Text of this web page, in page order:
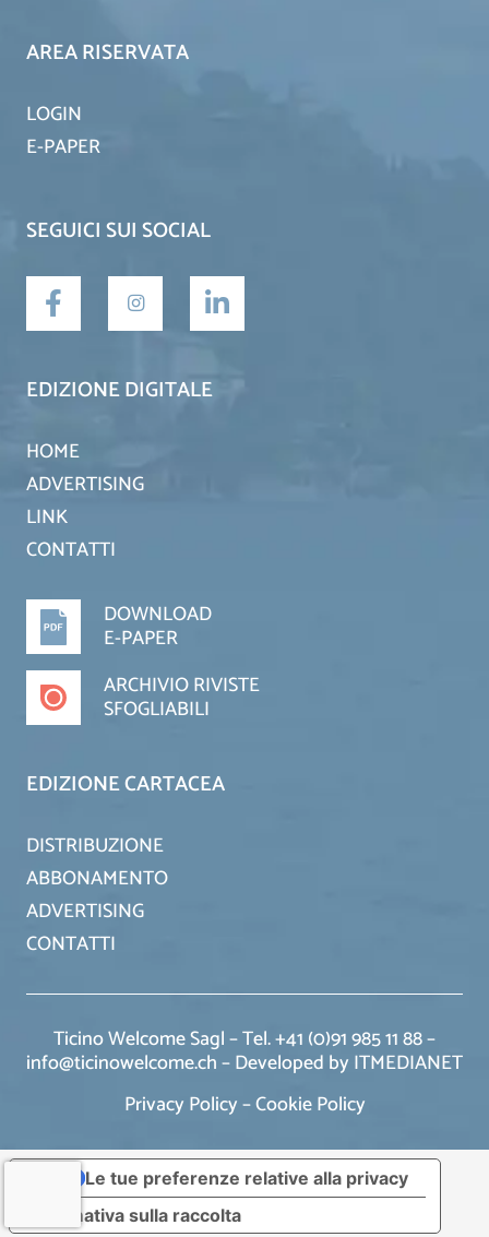
AREA RISERVATA
LOGIN
E-PAPER
SEGUICI SUI SOCIAL
EDIZIONE DIGITALE
HOME
ADVERTISING
LINK
CONTATTI
DOWNLOAD
E-PAPER
ARCHIVIO RIVISTE
SFOGLIABILI
EDIZIONE CARTACEA
DISTRIBUZIONE
ABBONAMENTO
ADVERTISING
CONTATTI
Ticino Welcome Sagl – Tel. +41 (0)91 985 11 88 –
info@ticinowelcome.ch –Developed by ITMEDIANET
Privacy Policy–Cookie Policy
Informativa sulla raccolta
Le tue preferenze relative alla privacy